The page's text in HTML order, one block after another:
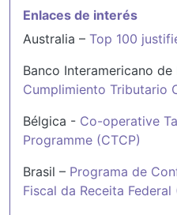
Enlaces de interés
Australia – Top 100
Banco Interamericano
Cumplimiento Tributario
Bélgica - Co-operative
Programme (CTCP)
Brasil – Programa de
Fiscal da Receita Federal